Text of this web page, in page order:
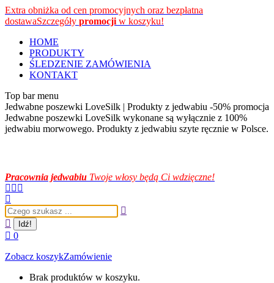
Przewiń
do
Extra obniżka od cen promocyjnych oraz bezpłatna
dostawaSzczegóły promocji w koszyku!
HOME
PRODUKTY
ŚLEDZENIE ZAMÓWIENIA
KONTAKT
Top bar menu
Jedwabne poszewki LoveSilk | Produkty z jedwabiu -50% promocja
Jedwabne poszewki LoveSilk wykonane są wyłącznie z 100%
jedwabiu morwowego. Produkty z jedwabiu szyte ręcznie w Polsce.
Pracownia jedwabiu Twoje włosy będą Ci wdzięczne!
Facebook
opens
in
new
window
Instagram
opens
in
new
window
opens
in
new
Szukaj:
0
Zobacz koszykZamówienie
Brak produktów w koszyku.